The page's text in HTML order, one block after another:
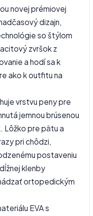
novej prémiovej
dizajn,
so štýlom
zvršok z
a hodí sa k
ako k outfitu na
vrstvu peny pre
jemnou brúsenou
Lôžko pre pätu a
pri chôdzi,
postaveniu
klenby
ortopedickým
EVA s